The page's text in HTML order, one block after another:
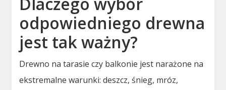
odpowiedniego drewna
jest tak ważny?
Drewno na tarasie czy balkonie jest narażone na
ekstremalne warunki: deszcz, śnieg, mróz,